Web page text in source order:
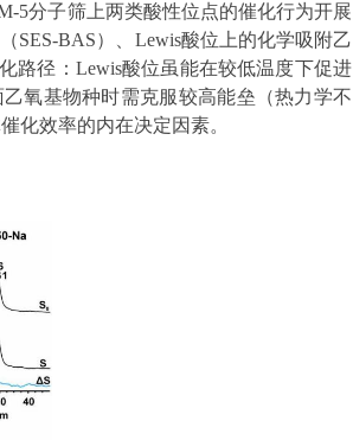
5分子筛上两类酸性位点的催化行为开展
SES-BAS）、Lewis酸位上的化学吸附乙
路径：Lewis酸位虽能在较低温度下促进
氧基物种时需克服较高能垒（热力学不
化效率的内在决定因素。